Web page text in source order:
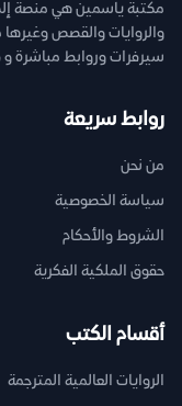
مكتبة ياسمين هي منصة
سيرفرات وروابط مباشرة و
روابط سريعة
من نحن
سياسة الخصوصية
الشروط والأحكام
حقوق الملكية الفكرية
أقسام الكتب
الروايات العالمية المترجمة